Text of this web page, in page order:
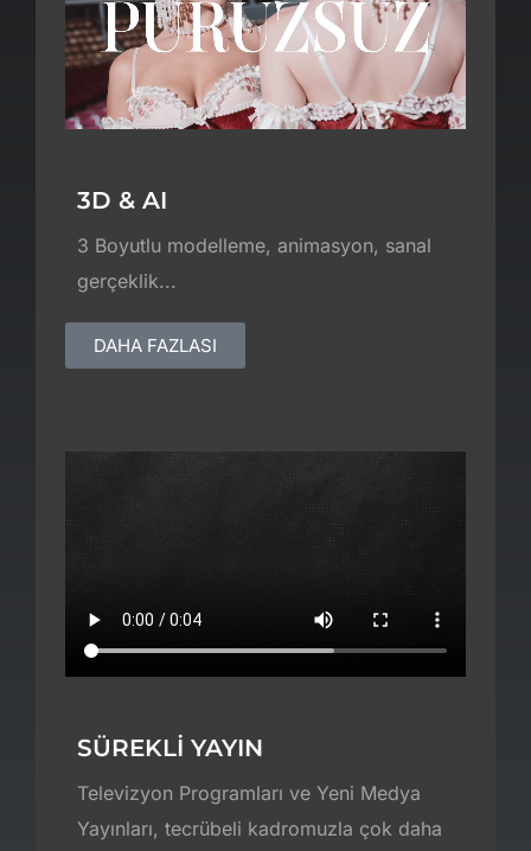
3D & AI
3 Boyutlu modelleme, animasyon, sanal
gerçeklik...
DAHA FAZLASI
SÜREKLİ YAYIN
Televizyon Programları ve Yeni Medya
Yayınları, tecrübeli kadromuzla çok daha